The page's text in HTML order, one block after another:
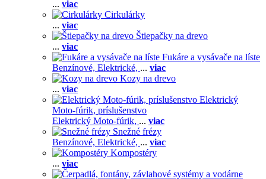
... viac
Cirkulárky
... viac
Štiepačky na drevo
... viac
Fukáre a vysávače na líste
Benzínové, Elektrické, ... viac
Kozy na drevo
... viac
Elektrický
Moto-fúrik, príslušenstvo
Elektrický Moto-fúrik, ... viac
Snežné frézy
Benzínové, Elektrické, ... viac
Kompostéry
... viac